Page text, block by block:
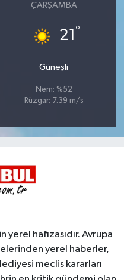
ÇARŞAMBA
21 °
Güneşli
Nem: %52
Rüzgar: 7.39 m/s
hafızasıdır. Avrupa
yerel haberler,
meclis kararları